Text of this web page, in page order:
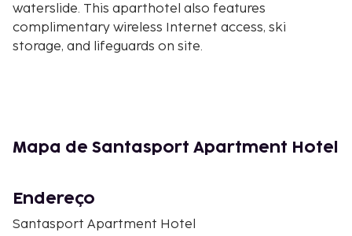
waterslide. This aparthotel also features
complimentary wireless Internet access, ski
storage, and lifeguards on site.
Jätkänkynttilä (Lumberjack's Candle Bridge) - 1.6 km
Lordi's Square - 2.2 km / 1.3 mi
Sampokeskus Shopping Centre - 2.2 km / 1.4 mi
Mapa de Santasport Apartment Hotel
Endereço
Santasport Apartment Hotel